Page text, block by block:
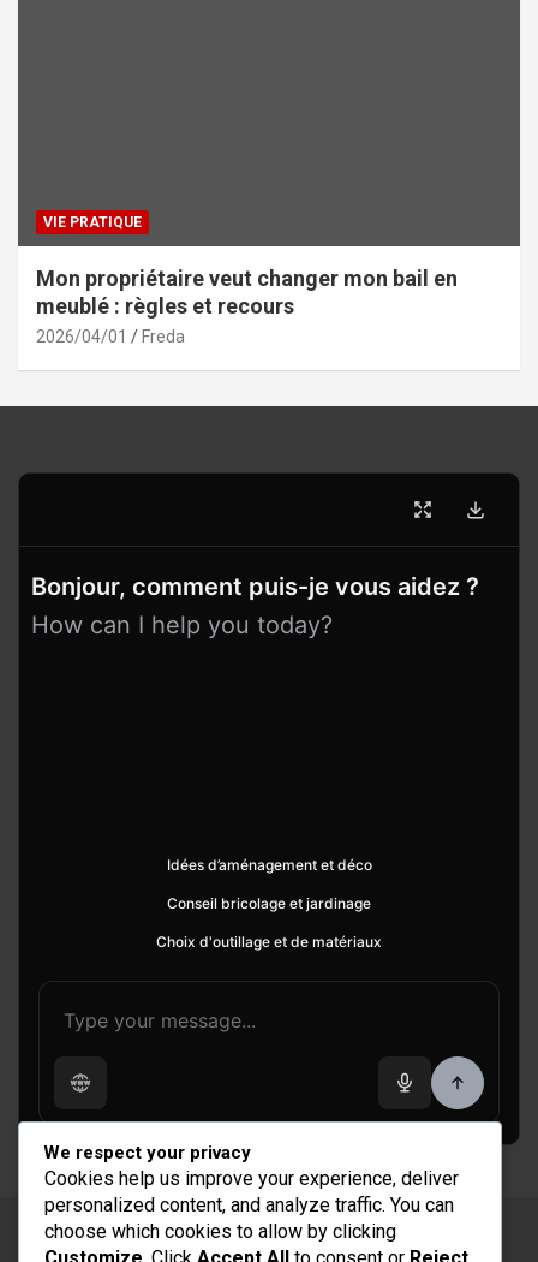
VIE PRATIQUE
Mon propriétaire veut changer mon bail en
meublé : règles et recours
2026/04/01 Freda
Bonjour, comment puis-je vous aidez ?
How can I help you today?
Idées d’aménagement et déco
Conseil bricolage et jardinage
Choix d'outillage et de matériaux
Copyright © 2026Rénovation et Décoration
We respect your privacy
Cookies help us improve your experience, deliver
personalized content, and analyze traffic. You can
choose which cookies to allow by clicking
Customize . Click Accept All to consent or Reject